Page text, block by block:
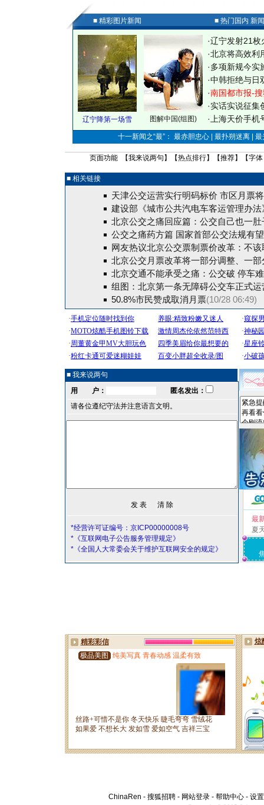
■ 精彩图片新闻 ■ 热门国内 新
辽宁降第一场雪 图解中国(组图)
·辽宁发射21枚
·北京将高效利
·多项新规今实
·中韩拒绝与日
·南国都市报-
·实话实说征集
· 上海天价手
十一新闻之“最”： 最赤胆忠心 | 最扑朔迷离 |
页面功能 【我来说两句 】【热点排行】【推荐】【字体
■ 相关链接
天津公交运营实行明码标价 市区月票
建设部《城市公共汽电车客运管理办法
北京公交之痛回应篇：公交自己也一肚
公交之痛药方篇 国家首部公交法规有
网友热议北京公交票制票价改革：不
北京公交月票改革将一部分调整、一部
北京交通不能承受之痛：公交破 停车
组图：北京第一条无障碍公交车正式运
50.8%市民赞成取消月票(10/28 06:49)
■ 我来说两句
用 户：
匿名发出：
请各位遵纪守法并注意语言文明。
*经营许可证编号：京ICP00000008号
*《互联网电子公告服务管理规定》
*《全国人大常委会关于维护互联网安全的规定》
最
夏
ChinaRen - 搜狐招聘 - 网站登录 - 帮助中心 - 设